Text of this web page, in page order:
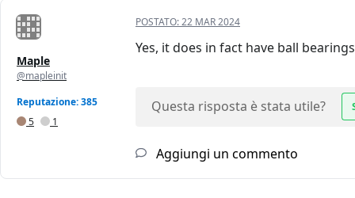
Maple
@mapleinit
Reputazione: 385
5
1
POSTATO:22 MAR 2024
Yes, it does in fact have ball
Questa risposta è stata utile?
Aggiungi un commento